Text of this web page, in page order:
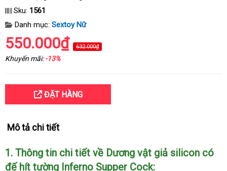
Sku: 1561
Danh mục: Sextoy Nữ
550.000₫ 632.000₫
Khuyến mãi:-13%
ĐẶT HÀNG
Mô tả chi tiết
1hàng
nhái
. Thông tin chi tiết về Dương vật giả silicon có
đế hít tường Inferno Supper Cock: